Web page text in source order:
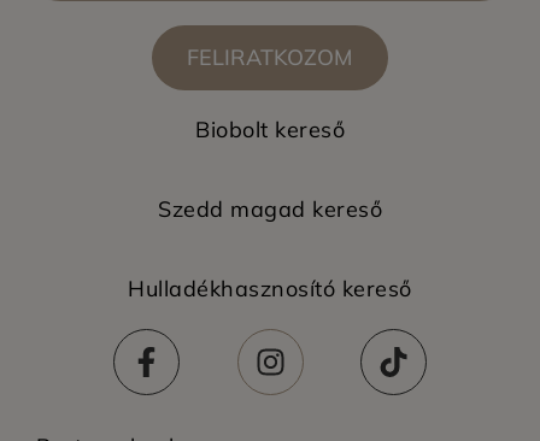
FELIRATKOZOM
Biobolt kereső
Szedd magad kereső
Hulladékhasznosító kereső